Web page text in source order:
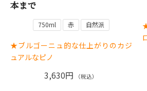
本まで
750ml 赤 自然派
★ブルゴーニュ的な仕上がりのカジ
ュアルなピノ
3,630円 （税込）